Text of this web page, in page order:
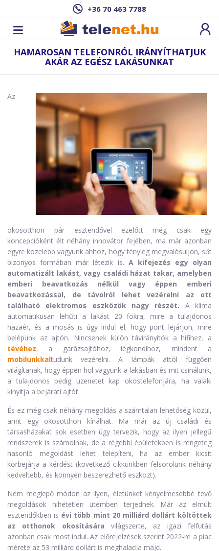
+36 70 463 7788
HAMAROSAN TELEFONRÓL IRÁNYÍTHATJUK
AKÁR AZ EGÉSZ LAKÁSUNKAT
Az
okosotthon pár esztendővel ezelőtt még csak egy
koncepcióként élt néhány innovátor fejében, ma már azonban
egyre közelebb vagyunk ahhoz, hogy tényleg megvalósuljon, sőt
bizonyos formában már létezik is. A kifejezés egy olyan
automatizált lakást, vagy családi házat takar, amelyben
emberi beavatkozás nélkül vagy éppen emberi
beavatkozással, de távolról lehet vezérelni az ott
található elektromos eszközök nagy részét. A klíma
automatikusan lehűti a lakást 20 fokra, mire a tulajdonos
hazaér, és a mosás is úgy indul el, hogy pont lejárjon, mire
belépünk az ajtón. Nincsenek külön távirányítók a hifihez, a
tévéhez, a garázsajtóhoz, légkondihoz, mindent a
mobilunkkaltudunk vezérelni. A lámpák attól függően
világítanak, hogy éppen hol vagyunk a lakásban és mit csinálunk,
a tulajdonos pedig üzenetet kap okostelefonjára, ha valaki
kinyitja a bejárati ajtót.
És ez még csak néhány megoldás a számtalan lehetőség közül,
amit egy okosotthon kínálhat. Ma már az új családi és
társasházakat sok esetben úgy tervezik, hogy az ilyen jellegű
rendszerek is számolnak, de a régebbi épületekben is rengeteg
hasonló megoldást lehet telepíteni, ha az ember kicsit
körbejárja a kérdést (következő cikkünkben felsorolunk néhány
kedveltebb, és könnyen beszerezhető eszközt).
Nem meglepő módon az ilyen, életünket kényelmesebbé tevő
megoldások hihetetlen ütemben terjednek. Már az elmúlt
esztendőkben is évi több mint 20 milliárd dollárt költöttek
az otthonok okosítására világszerte, az igazi felfutás
azonban csak most indul. Az előrejelzések szerint 2022-re a piac
mérete az 53 milliárd dollárt is meghaladja majd.